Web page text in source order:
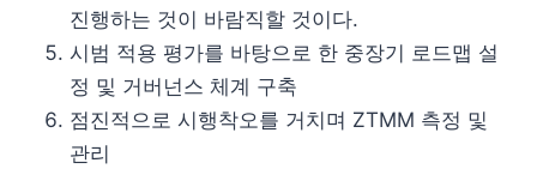
진행하는 것이 바람직할 것이다.
시범 적용 평가를 바탕으로 한 중장기 로드맵 설
정 및 거버넌스 체계 구축
점진적으로 시행착오를 거치며 ZTMM 측정 및
관리